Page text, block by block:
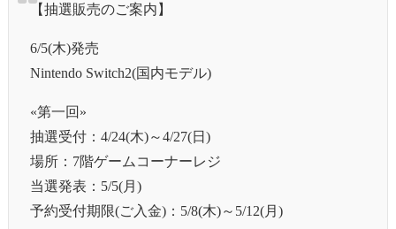
【抽選販売のご案内】
6/5(木)発売
Nintendo Switch2(国内モデル)
«第一回»
抽選受付：4/24(木)～4/27(日)
場所：7階ゲームコーナーレジ
当選発表：5/5(月)
予約受付期限(ご入金)：5/8(木)～5/12(月)